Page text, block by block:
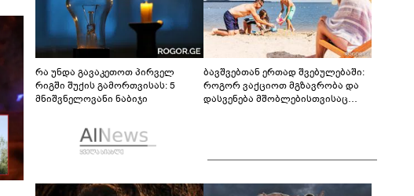
რა უნდა გავაკეთოთ პირველ
რიგში შუქის გამორთვისას: 5
მნიშვნელოვანი ნაბიჯი
ბავშვებთან ერთად შვებულებაში:
როგორ ვაქციოთ მგზავრობა და
დასვენება მშობლებისთვისაც